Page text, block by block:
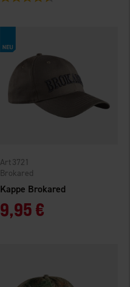
Kappe Brokared
Brokared
3721
9,95 €